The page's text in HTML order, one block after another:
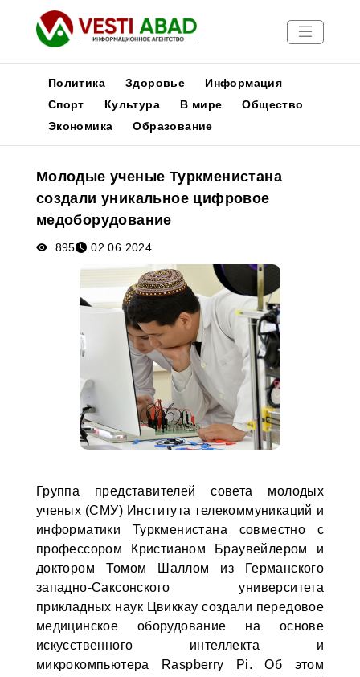
Новости
Медиа
Афиша
Политика Здоровье
Информация
Спорт
Культура В мире
Общество
Экономика
Образование
Молодые ученые Туркменистана
создали уникальное цифровое
медоборудование
895 02.06.2024
Группа представителей совета молодых
ученых (СМУ) Института телекоммуникаций и
информатики Туркменистана совместно с
профессором Кристианом Браувейлером и
доктором Томом Шаллом из Германского
западно-Саксонского университета
прикладных наук Цвиккау создали передовое
медицинское оборудование на основе
искусственного интеллекта и
микрокомпьютера Raspberry Pi. Об этом